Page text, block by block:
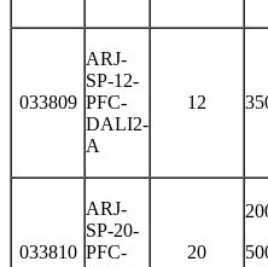
033809
ARJ-
SP-12-
PFC-
DALI2-
A
12
033810
ARJ-
SP-20-
PFC-
20